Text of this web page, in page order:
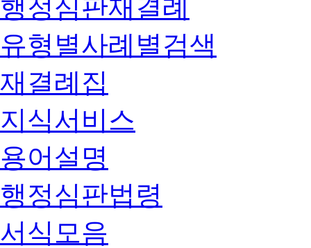
행정심판재결례
유형별사례별검색
재결례집
지식서비스
용어설명
행정심판법령
서식모음